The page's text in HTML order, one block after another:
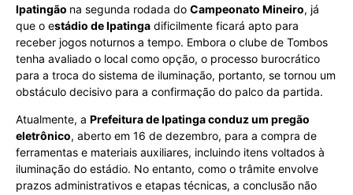
Ipatingão na segunda rodada do Campeonato Mineiro, já
que o estádio de Ipatinga dificilmente ficará apto para
receber jogos noturnos a tempo. Embora o clube de Tombos
tenha avaliado o local como opção, o processo burocrático
para a troca do sistema de iluminação, portanto, se tornou um
obstáculo decisivo para a confirmação do palco da partida.
Atualmente, a Prefeitura de Ipatinga conduz um pregão
eletrônico, aberto em 16 de dezembro, para a compra de
ferramentas e materiais auxiliares, incluindo itens voltados à
iluminação do estádio. No entanto, como o trâmite envolve
prazos administrativos e etapas técnicas, a conclusão não